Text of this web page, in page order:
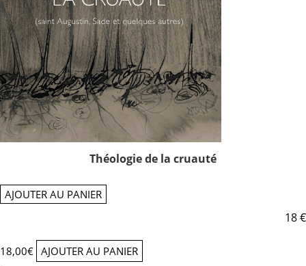
Théologie de la cruauté
AJOUTER AU PANIER
18 €
18,00€ AJOUTER AU PANIER